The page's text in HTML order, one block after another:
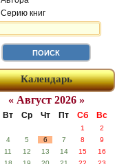
Серию книг
Календарь
« Август 2026 »
Вт Ср Чт Пт Сб Вс
1
2
4 5 6 7 8
9
11 12 13 14 15
16